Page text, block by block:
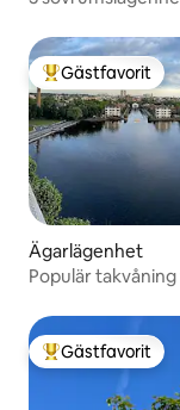
Populär
Gästfavorit
Ägarlägenhet
Populär
Populär
Gästfavorit